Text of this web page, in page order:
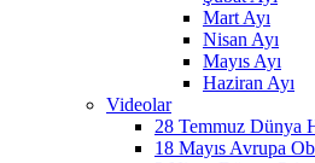
Mart Ayı
Nisan Ayı
Mayıs Ayı
Haziran Ayı
Videolar
28 Temmuz Dünya
18 Mayıs Avrupa